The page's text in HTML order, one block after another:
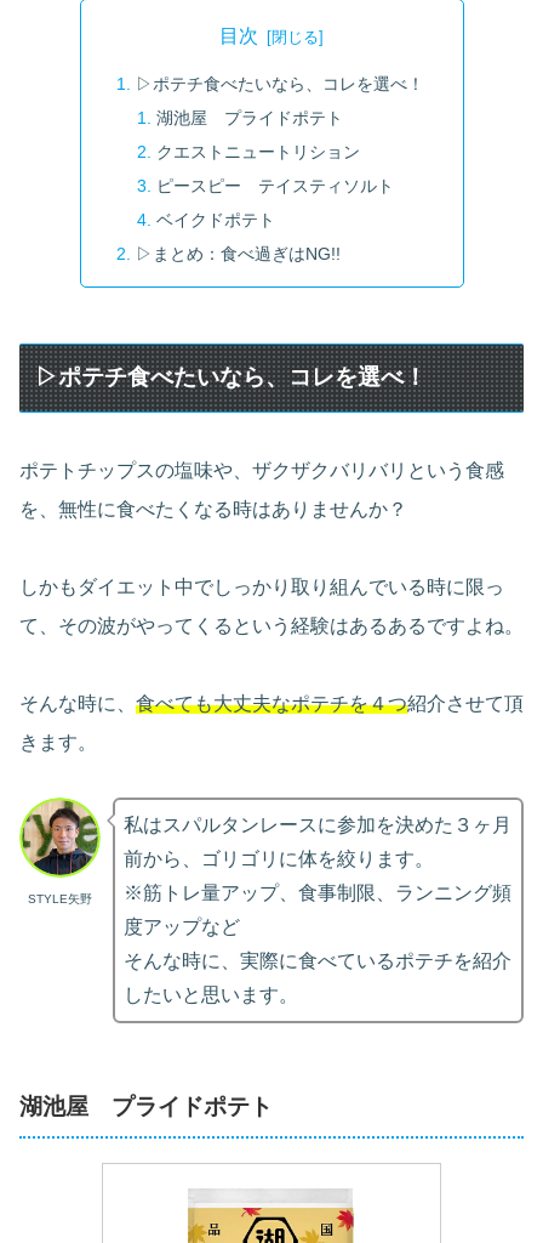
目次
▷ポテチ食べたいなら、コレを選べ！
湖池屋 プライドポテト
クエストニュートリション
ピースピー テイスティソルト
ベイクドポテト
▷まとめ：食べ過ぎはNG!!
▷ポテチ食べたいなら、コレを選べ！
ポテトチップスの塩味や、ザクザクバリバリという食感
を、無性に食べたくなる時はありませんか？
しかもダイエット中でしっかり取り組んでいる時に限っ
て、その波がやってくるという経験はあるあるですよね。
そんな時に、 食べても大丈夫なポテチを４つ紹介させて頂
きます。
STYLE矢野
私はスパルタンレースに参加を決めた３ヶ月
前から、ゴリゴリに体を絞ります。
※筋トレ量アップ、食事制限、ランニング頻
度アップなど
そんな時に、実際に食べているポテチを紹介
したいと思います。
湖池屋 プライドポテト